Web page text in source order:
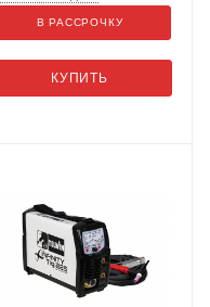
КУПИТЬ
В РАССРОЧКУ